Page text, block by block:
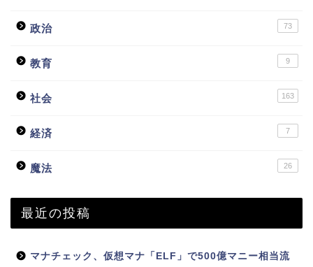
政治 73
教育 9
社会 163
経済 7
魔法 26
最近の投稿
マナチェック、仮想マナ「ELF」で500億マニー相当流